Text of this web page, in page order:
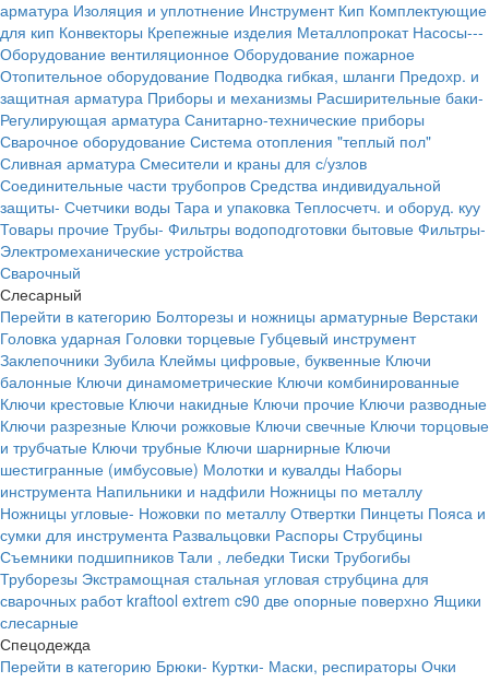
арматура Изоляция и уплотнение Инструмент Кип Комплектующие
для кип Конвекторы Крепежные изделия Металлопрокат Насосы---
Оборудование вентиляционное Оборудование пожарное
Отопительное оборудование Подводка гибкая, шланги Предохр. и
защитная арматура Приборы и механизмы Расширительные баки-
Регулирующая арматура Санитарно-технические приборы
Сварочное оборудование Система отопления "теплый пол"
Сливная арматура Смесители и краны для с/узлов
Соединительные части трубопров Средства индивидуальной
защиты- Счетчики воды Тара и упаковка Теплосчетч. и оборуд. куу
Товары прочие Трубы- Фильтры водоподготовки бытовые Фильтры-
Электромеханические устройства
Сварочный
Слесарный
Перейти в категорию Болторезы и ножницы арматурные Верстаки
Головка ударная Головки торцевые Губцевый инструмент
Заклепочники Зубила Клеймы цифровые, буквенные Ключи
балонные Ключи динамометрические Ключи комбинированные
Ключи крестовые Ключи накидные Ключи прочие Ключи разводные
Ключи разрезные Ключи рожковые Ключи свечные Ключи торцовые
и трубчатые Ключи трубные Ключи шарнирные Ключи
шестигранные (имбусовые) Молотки и кувалды Наборы
инструмента Напильники и надфили Ножницы по металлу
Ножницы угловые- Ножовки по металлу Отвертки Пинцеты Пояса и
сумки для инструмента Развальцовки Распоры Струбцины
Съемники подшипников Тали , лебедки Тиски Трубогибы
Труборезы Экстрамощная стальная угловая струбцина для
сварочных работ kraftool extrem c90 две опорные поверхно Ящики
слесарные
Спецодежда
Перейти в категорию Брюки- Куртки- Маски, респираторы Очки